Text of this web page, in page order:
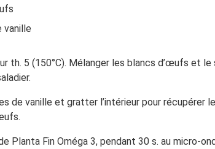
vanille
th. 5 (150°C). Mélanger les blancs d’œufs et le
de vanille et gratter l’intérieur pour récupérer
Planta Fin Oméga 3, pendant 30 s. au micro-